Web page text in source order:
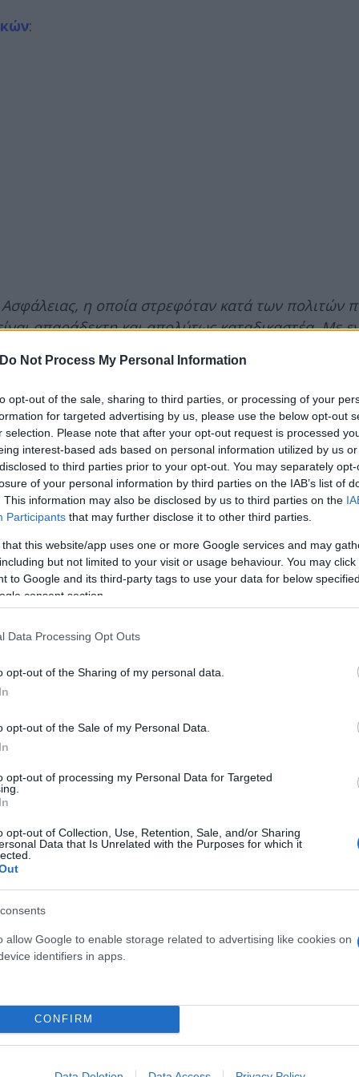
Do Not Process My Personal Information
opt-out of the sale, sharing to third parties, or processing of your
for targeted advertising by us, please use the below opt-out
selection. Please note that after your opt-out request is processed
interest-based ads based on personal information utilized by us
to third parties prior to your opt-out. You may separately
of your personal information by third parties on the IAB’s list of
This information may also be disclosed by us to third parties on the
Participants that may further disclose it to other third parties.
that this website/app uses one or more Google services and may
but not limited to your visit or usage behaviour. You may
to Google and its third-party tags to use your data for below
consent section.
Data Processing Opt Outs
opt-out of the Sharing of my personal data.
opt-out of the Sale of my Personal Data.
opt-out of processing my Personal Data for Targeted
opt-out of Collection, Use, Retention, Sale, and/or Sharing
Data that Is Unrelated with the Purposes for which it
allow Google to enable storage related to advertising like cookies on
identifiers in apps.
CONFIRM
:
η οποία στρεφόταν κατά των πολιτών
απαράδεκτη και απολύτως καταδικαστέα. Με
διάβημα διαμαρτυρίας, αναφορικά με το
δίκαιο και τα ανθρώπινα
όλων των διαδικασιών και σε άμεση
Flash.grστην αναζήτηση τηςGoogle
Γκβιρ για τους ακτιβιστές: Δεν συνάδει με τις
στο Ισραήλ οι Έλληνες που συμμετείχαν στον
Ο Μπεν-Γκβιρ τα βάζει με τον υπουργό
Μπεν-Γκβιρ για τους ακτιβιστές - «Δεν
σε αυτούς που έχουν πιστέψει το αφήγημα των
από μέλη του March to Gaza - Ζητούν άμεση
του Flotilla - Συνεχίζεται η κατακραυγή
για τον Ισραηλινό υπουργό Μπεν-Γκβιρ
Αλβανία για τον τραυματισμό Έλληνα πολίτη